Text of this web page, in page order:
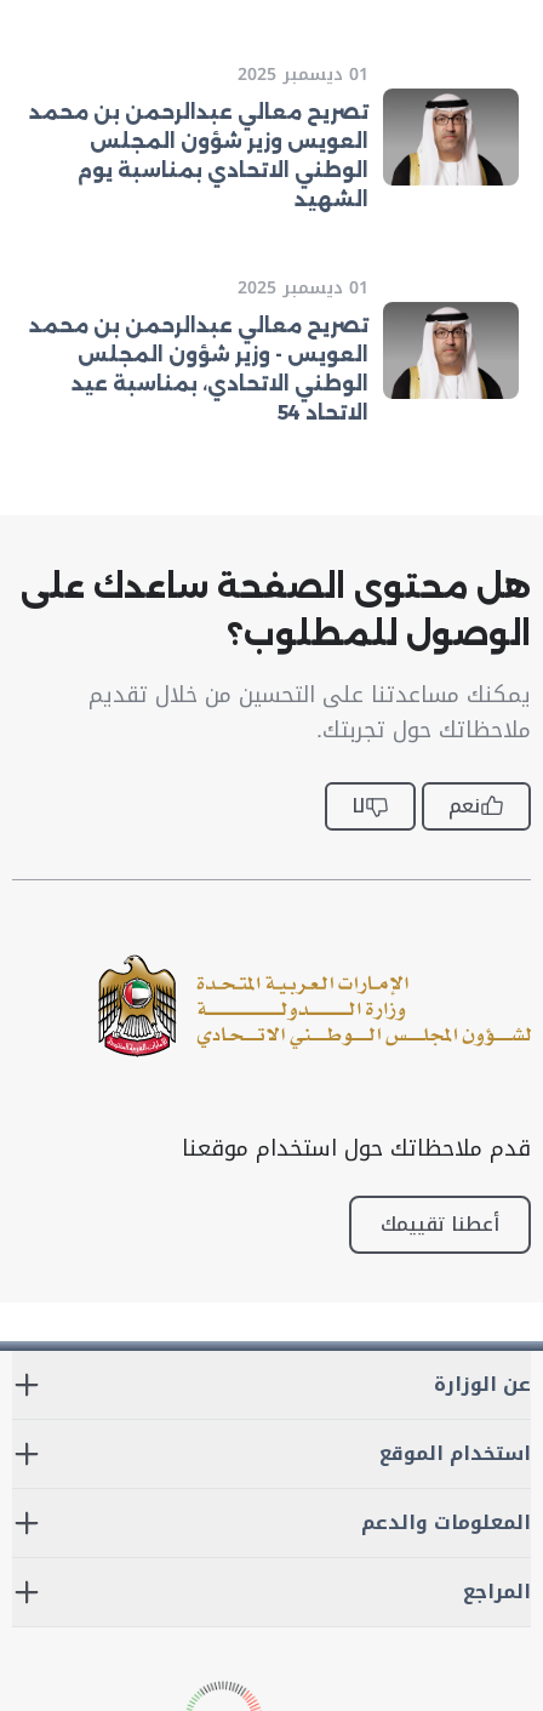
01 ديسمبر 2025
تصريح معالي عبدالرحمن بن محمد
العويس وزير شؤون المجلس
الوطني الاتحادي بمناسبة يوم
الشهيد
01 ديسمبر 2025
تصريح معالي عبدالرحمن بن محمد
العويس - وزير شؤون المجلس
الوطني الاتحادي، بمناسبة عيد
الاتحاد 54
هل محتوى الصفحة ساعدك على
الوصول للمطلوب؟
يمكنك مساعدتنا على التحسين من خلال تقديم
ملاحظاتك حول تجربتك.
نعم لا
قدم ملاحظاتك حول استخدام موقعنا
أعطنا تقييمك
عن الوزارة
استخدام الموقع
المعلومات والدعم
المراجع